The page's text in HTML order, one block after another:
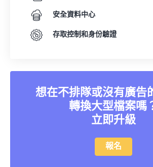
安全資料中心
存取控制和身份驗證
想在不排隊或沒有廣告
轉換大型檔案嗎
立即升級
報名